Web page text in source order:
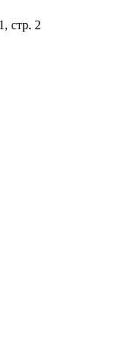
стр. 2